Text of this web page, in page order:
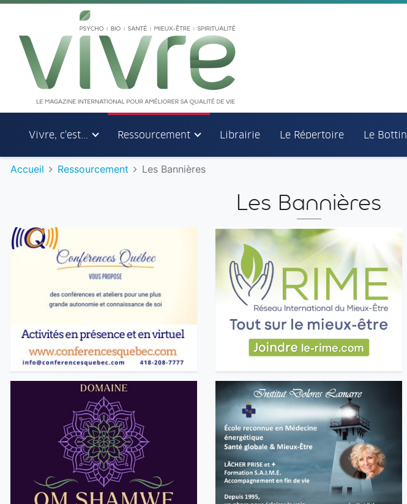
Aller au menu principal
Aller au contenu principal
Vivre, c'est... Ressourcement Librairie Le Répertoire Le Bottin
Accueil Ressourcement Les Bannières
Les Bannières